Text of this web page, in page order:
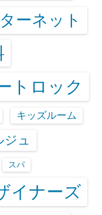
ーネット
トロック
キッズルーム
ジュ
スパ
イナーズ